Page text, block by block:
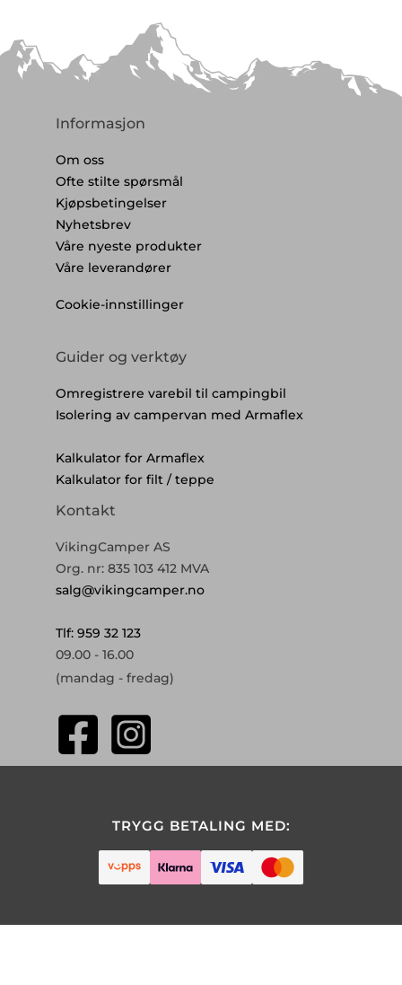
Informasjon
Om oss
Ofte stilte spørsmål
Kjøpsbetingelser
Nyhetsbrev
Våre nyeste produkter
Våre leverandører
Cookie-innstillinger
Guider og verktøy
Omregistrere varebil til campingbil
Isolering av campervan med Armaflex
Kalkulator for Armaflex
Kalkulator for filt / teppe
Kontakt
VikingCamper AS
Org. nr: 835 103 412 MVA
salg@vikingcamper.no
Tlf: 959 32 123
09.00 - 16.00
(mandag - fredag)
TRYGG BETALING MED: